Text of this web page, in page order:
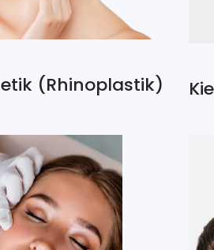
(Rhinoplastik)